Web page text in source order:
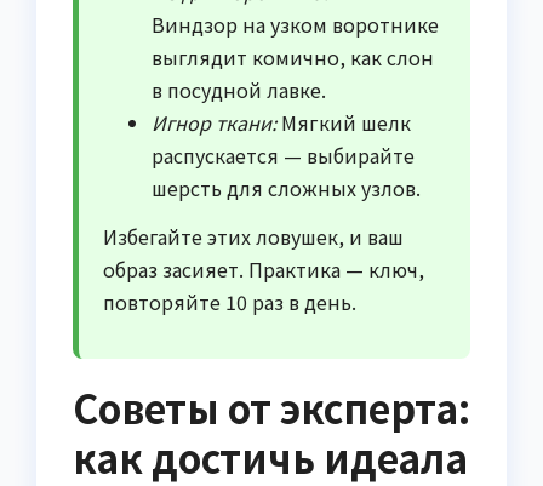
Виндзор на узком воротнике
выглядит комично, как слон
в посудной лавке.
Игнор ткани:Мягкий шелк
распускается — выбирайте
шерсть для сложных узлов.
Избегайте этих ловушек, и ваш
образ засияет. Практика — ключ,
повторяйте 10 раз в день.
Советы от эксперта:
как достичь идеала